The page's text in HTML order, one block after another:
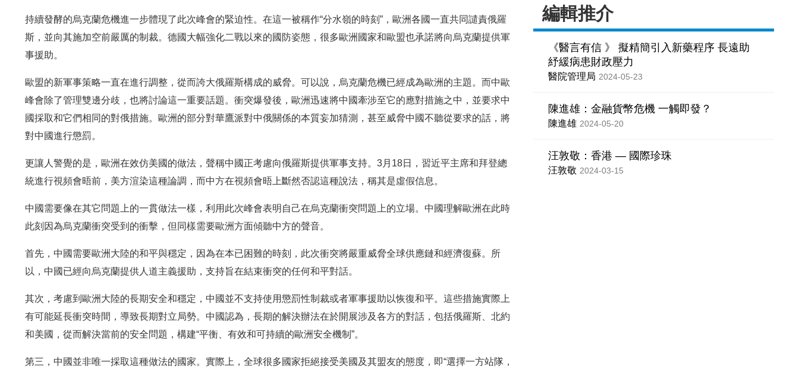
編輯推介
《醫言有信 》 擬精簡引入新藥程序 長遠助
紓緩病患財政壓力
醫院管理局 2024-05-23
陳進雄：金融貨幣危機 一觸即發？
陳進雄 2024-05-20
汪敦敬：香港 — 國際珍珠
汪敦敬 2024-03-15
持續發酵的烏克蘭危機進一步體現了此次峰會的緊迫性。在這一被稱作“分水嶺的時刻”，歐洲各國一直共同譴責俄羅
斯，並向其施加空前嚴厲的制裁。德國大幅強化二戰以來的國防姿態，很多歐洲國家和歐盟也承諾將向烏克蘭提供軍
事援助。
歐盟的新軍事策略一直在進行調整，從而誇大俄羅斯構成的威脅。可以說，烏克蘭危機已經成為歐洲的主題。而中歐
峰會除了管理雙邊分歧，也將討論這一重要話題。衝突爆發後，歐洲迅速將中國牽涉至它的應對措施之中，並要求中
國採取和它們相同的對俄措施。歐洲的部分對華鷹派對中俄關係的本質妄加猜測，甚至威脅中國不聽從要求的話，將
對中國進行懲罰。
更讓人警覺的是，歐洲在效仿美國的做法，聲稱中國正考慮向俄羅斯提供軍事支持。3月18日，習近平主席和拜登總
統進行視頻會晤前，美方渲染這種論調，而中方在視頻會晤上斷然否認這種說法，稱其是虛假信息。
中國需要像在其它問題上的一貫做法一樣，利用此次峰會表明自己在烏克蘭衝突問題上的立場。中國理解歐洲在此時
此刻因為烏克蘭衝突受到的衝擊，但同樣需要歐洲方面傾聽中方的聲音。
首先，中國需要歐洲大陸的和平與穩定，因為在本已困難的時刻，此次衝突將嚴重威脅全球供應鏈和經濟復蘇。所
以，中國已經向烏克蘭提供人道主義援助，支持旨在結束衝突的任何和平對話。
其次，考慮到歐洲大陸的長期安全和穩定，中國並不支持使用懲罰性制裁或者軍事援助以恢復和平。這些措施實際上
有可能延長衝突時間，導致長期對立局勢。中國認為，長期的解決辦法在於開展涉及各方的對話，包括俄羅斯、北約
和美國，從而解決當前的安全問題，構建“平衡、有效和可持續的歐洲安全機制”。
第三，中國並非唯一採取這種做法的國家。實際上，全球很多國家拒絕接受美國及其盟友的態度，即“選擇一方站隊，